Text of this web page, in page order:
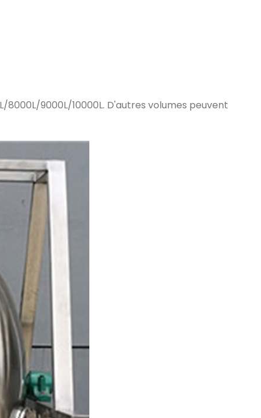
9000L/10000L. D'autres volumes peuvent